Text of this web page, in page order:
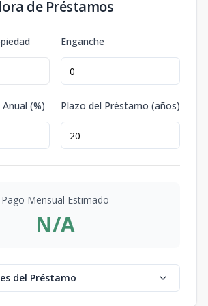
de Préstamos
Enganche
(%) Plazo del Préstamo (años)
Pago Mensual Estimado
N/A
del Préstamo